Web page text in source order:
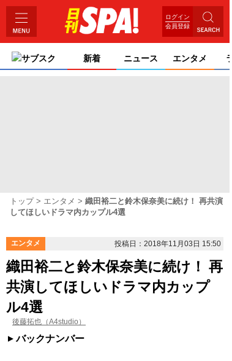
ログイン
会員登録
サブスク 新着 ニュース エンタメ
トップ エンタメ
織田裕二と鈴木保奈美に続け！ 再共演
してほしいドラマ内カップル4選
エンタメ 投稿日：2018年11月03日 15:50
織田裕二と鈴木保奈美に続け！ 再
共演してほしいドラマ内カップ
ル4選
後藤拓也（A4studio）
バックナンバー